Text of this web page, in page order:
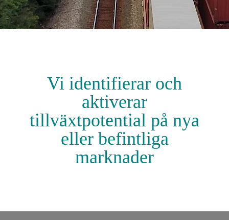
Vi identifierar och
aktiverar
tillväxtpotential på nya
eller befintliga
marknader